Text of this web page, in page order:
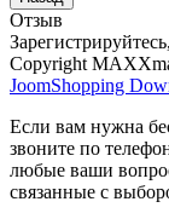
Отзыв
Copyright
JoomShopping
Если вам нужна
звоните по
любые ваши
связанные с